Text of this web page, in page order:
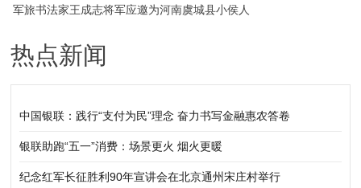
军旅书法家王成志将军应邀为河南虞城县小侯人
民日报希望小学捐赠书法作品毛泽东《清平乐·会
热点新闻
中国银联：践行“支付为民”理念 奋力书写金融惠农答卷
银联助跑“五一”消费：场景更火 烟火更暖
纪念红军长征胜利90年宣讲会在北京通州宋庄村举行